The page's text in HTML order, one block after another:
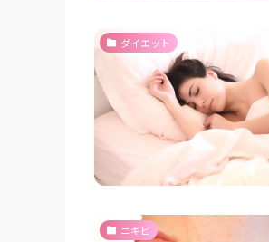
ダイエット
ニキビ